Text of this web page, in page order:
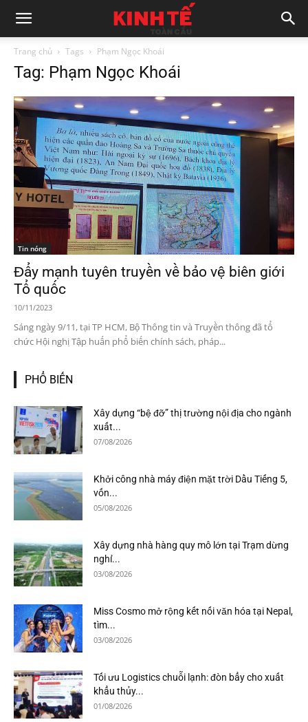
Trang chủ Tags Phạm Ngọc Khoái
Tag: Phạm Ngọc Khoái
Tin nóng
Đẩy mạnh tuyên truyền về bảo vệ biên giới
Tổ quốc
10/11/2023
Sáng ngày 9/11, tại TP HCM, Bộ Thông tin và Truyền thông đã tổ
chức Hội nghị Tập huấn phổ biến chính sách, pháp...
PHỔ BIẾN
Xây dựng “bệ đỡ” thị trường nội địa cho ngành
xuất...
07/08/2026
Khởi công nhà máy điện mặt trời Dầu Tiếng 5,
vốn...
05/08/2026
Xây dựng nhà hàng quy mô lớn tại Trạm dừng
nghỉ...
03/08/2026
Miss Cosmo mở rộng kết nối văn hóa tại Nepal,
tìm...
03/08/2026
Tối ưu Logistics chuỗi lạnh: đòn bẩy cho xuất
khẩu thủy...
01/08/2026